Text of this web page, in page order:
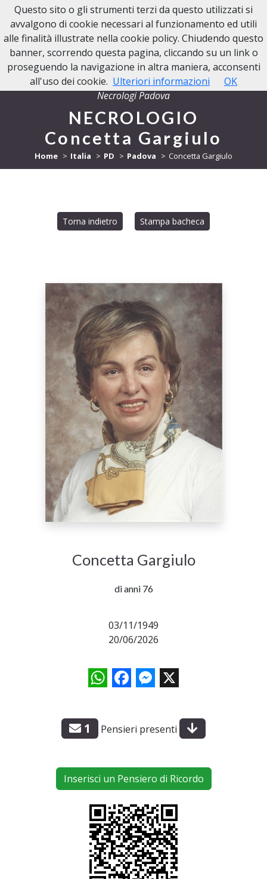
NECROLOGI PADOVA
Necrologi Padova
NECROLOGIO
Concetta Gargiulo
Home Italia PD Padova Concetta Gargiulo
Torna indietro Stampa bacheca
Concetta Gargiulo
di anni 76
03/11/1949
20/06/2026
WhatsAppFacebookMessenger
X
1 Pensieri presenti
Inserisci un Pensiero di Ricordo
Questo sito o gli strumenti terzi da questo utilizzati si
avvalgono di cookie necessari al funzionamento ed utili
alle finalità illustrate nella cookie policy. Chiudendo questo
banner, scorrendo questa pagina, cliccando su un link o
proseguendo la navigazione in altra maniera, acconsenti
all'uso dei cookie. Ulteriori informazioni OK